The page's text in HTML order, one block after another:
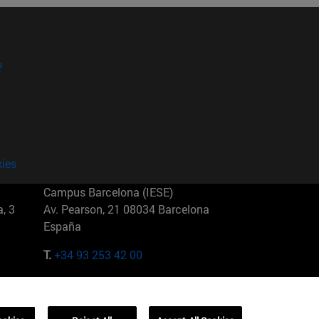
3
Campus Barcelona (IESE)
Av. Pearson, 21 08034 Barcelona
España
T.+34 93 253 42 00